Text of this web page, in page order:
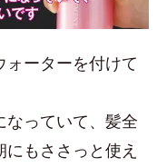
ーターを付けて
なっていて、髪全
もささっと使え